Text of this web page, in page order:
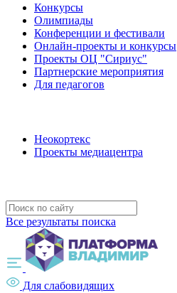
Конкурсы
Олимпиады
Конференции и фестивали
Онлайн-проекты и конкурсы
Проекты ОЦ "Сириус"
Партнерские мероприятия
Для педагогов
Неокортекс
Проекты медиацентра
Все результаты поиска
Для слабовидящих